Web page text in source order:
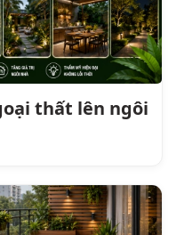
thất lên ngôi